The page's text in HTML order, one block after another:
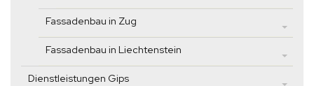
Fassadenbau in Zug
Fassadenbau in Liechtenstein
Dienstleistungen Gips